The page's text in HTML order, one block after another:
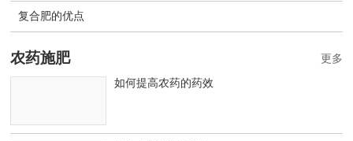
复合肥的优点
农药施肥
如何提高农药的药效
更多